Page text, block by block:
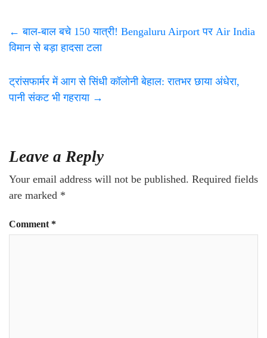
← बाल-बाल बचे 150 यात्री! Bengaluru Airport पर Air India
विमान से बड़ा हादसा टला
ट्रांसफार्मर में आग से सिंधी कॉलोनी बेहाल: रातभर छाया अंधेरा,
पानी संकट भी गहराया →
Leave a Reply
Your email address will not be published. Required fields
are marked *
Comment *